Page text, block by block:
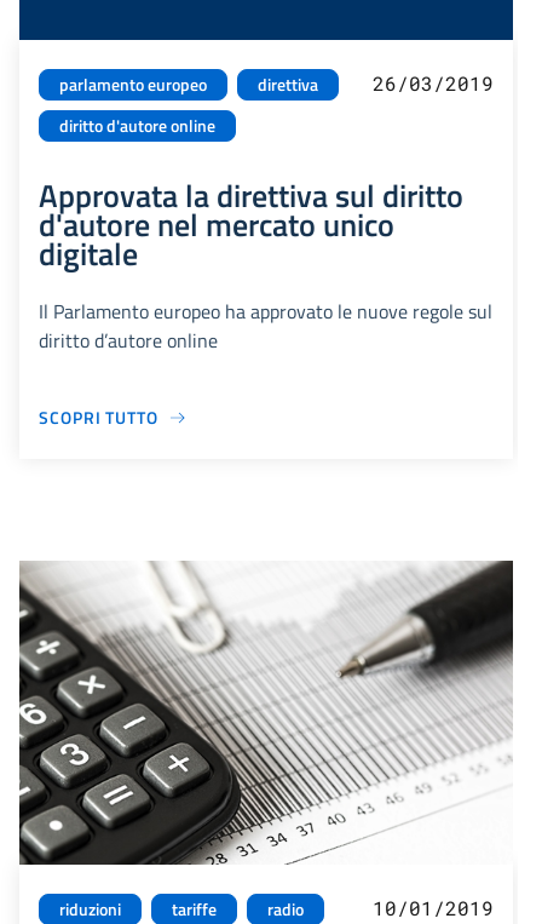
parlamento europeo
direttiva
diritto d'autore online
26/03/2019
Approvata la direttiva sul diritto
d'autore nel mercato unico
digitale
Il Parlamento europeo ha approvato le nuove regole sul
diritto d’autore online
SCOPRI TUTTO
riduzioni tariffe radio 10/01/2019